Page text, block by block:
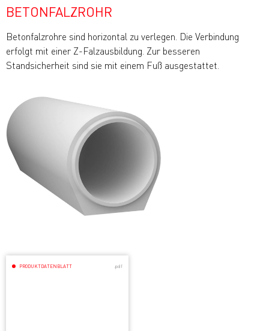
BETONFALZROHR
Betonfalzrohre sind horizontal zu verlegen. Die Verbindung
erfolgt mit einer Z-Falzausbildung. Zur besseren
Standsicherheit sind sie mit einem Fuß ausgestattet.
PRODUKTDATENBLATT .pdf